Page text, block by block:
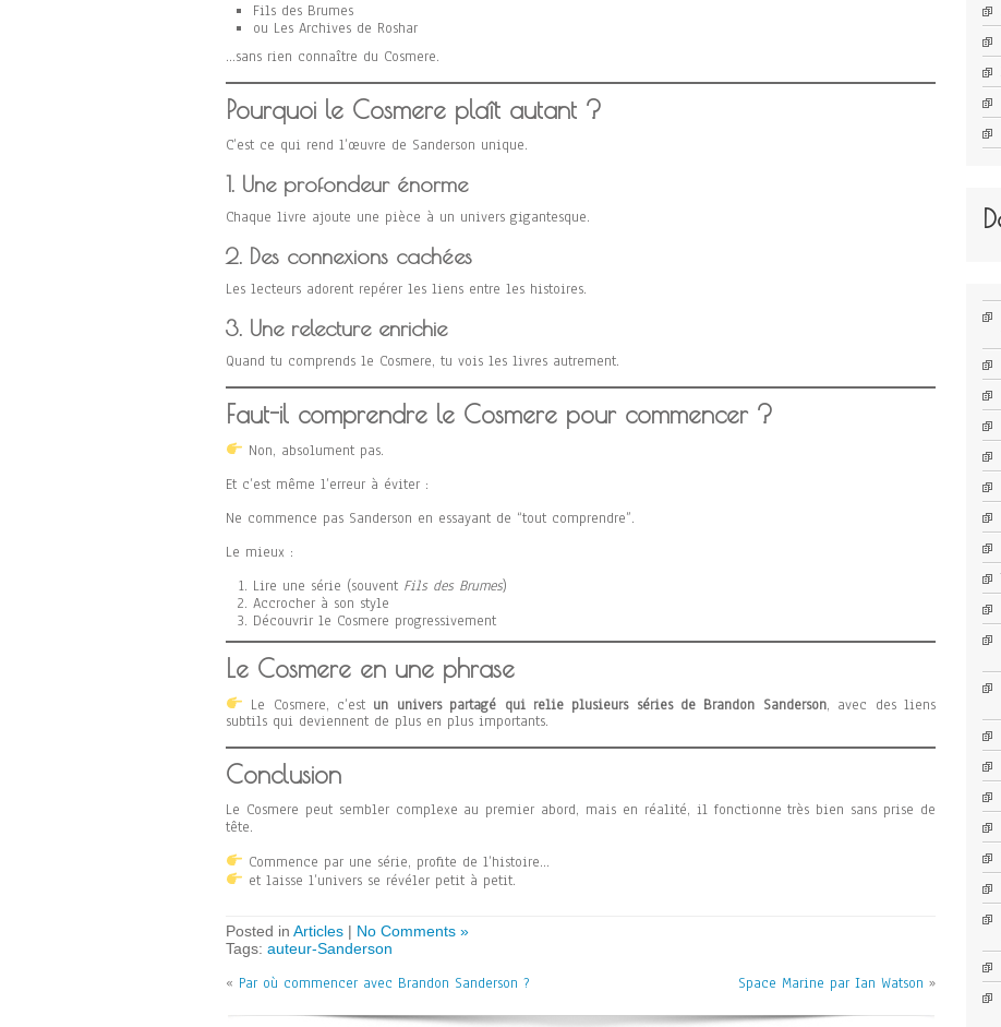
Fils des Brumes
ou Les Archives de Roshar
…sans rien connaître du Cosmere.
Pourquoi le Cosmere plaît autant ?
C’est ce qui rend l’œuvre de Sanderson unique.
1. Une profondeur énorme
Chaque livre ajoute une pièce à un univers gigantesque.
2. Des connexions cachées
Les lecteurs adorent repérer les liens entre les histoires.
3. Une relecture enrichie
Quand tu comprends le Cosmere, tu vois les livres autrement.
Faut-il comprendre le Cosmere pour commencer ?
Non, absolument pas.
Et c’est même l’erreur à éviter :
Ne commence pas Sanderson en essayant de “tout comprendre”.
Le mieux :
Lire une série (souvent Fils des Brumes)
Accrocher à son style
Découvrir le Cosmere progressivement
Le Cosmere en une phrase
Le Cosmere, c’est un univers partagé qui relie plusieurs séries de Brandon Sanderson, avec des liens
subtils qui deviennent de plus en plus importants.
Conclusion
Le Cosmere peut sembler complexe au premier abord, mais en réalité, il fonctionne très bien sans prise de
tête.
Commence par une série, profite de l’histoire…
et laisse l’univers se révéler petit à petit.
Posted in Articles | No Comments »
Tags: auteur-Sanderson
« Par où commencer avec Brandon Sanderson ? Space Marine par Ian Watson »